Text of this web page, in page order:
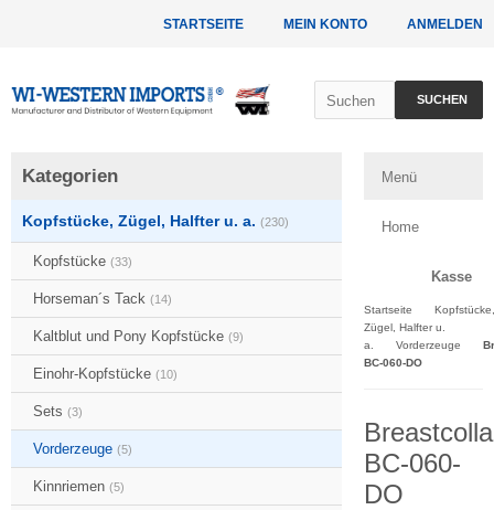
ANMELDEN
MEIN KONTO
STARTSEITE
SUCHEN
Menü
Home
Kasse
Startseite
Kopfstücke,
Zügel, Halfter u.
a.
Vorderzeuge
BC-060-DO
BC-060-
DO
Kategorien
Kopfstücke, Zügel, Halfter u. a. (230)
Kopfstücke (33)
Horseman´s Tack (14)
Kaltblut und Pony Kopfstücke (9)
Einohr-Kopfstücke (10)
Sets (3)
Vorderzeuge (5)
Kinnriemen (5)